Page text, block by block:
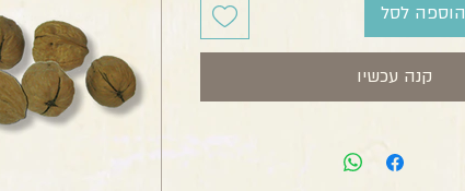
הוספה לסל
קנה עכשיו